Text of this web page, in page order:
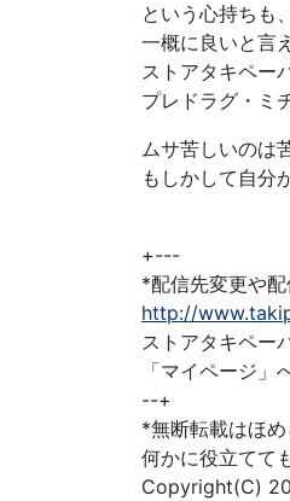
という心持ちも、
一概に良いと言
ストアタキペー
プレドラグ・ミ
ムサ苦しいのは
もしかして自分
+---
*配信先変更や配
http://
ストアタキペー
「マイページ
--+
*無断転載はほ
何かに役立てて
Copyright(C)